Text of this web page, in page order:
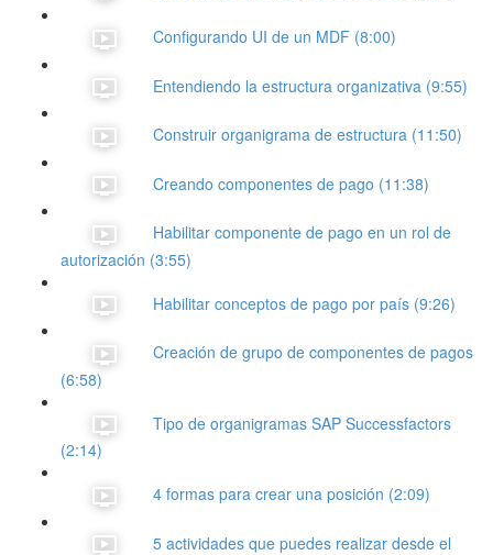
Configurando UI de un MDF (8:00)
Entendiendo la estructura organizativa (9:55)
Construir organigrama de estructura (11:50)
Creando componentes de pago (11:38)
Habilitar componente de pago en un rol de
autorización (3:55)
Habilitar conceptos de pago por país (9:26)
Creación de grupo de componentes de pagos
(6:58)
Tipo de organigramas SAP Successfactors
(2:14)
4 formas para crear una posición (2:09)
5 actividades que puedes realizar desde el